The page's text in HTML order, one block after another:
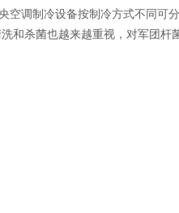
调制冷设备按制冷方式不同可
杀菌也越来越重视，对军团